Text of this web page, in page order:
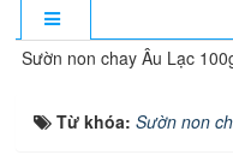
Sườn non chay Âu Lạc
Từ khóa: Sườn non